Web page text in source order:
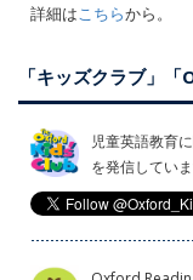
詳細はこちらから。
「キッズクラブ」
児童英語教育
を発信していま